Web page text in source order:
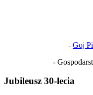
- Goj
-
Jubileusz 30-lecia